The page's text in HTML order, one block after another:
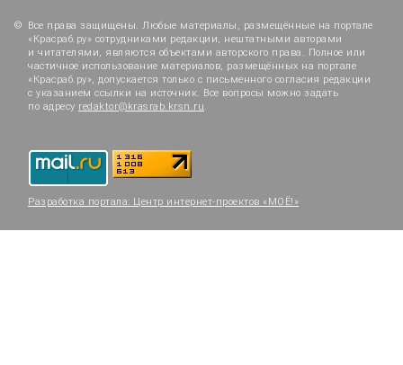
Все права защищены. Любые материалы, размещённые на портале
«Красраб.ру» сотрудниками редакции, нештатными авторами
и читателями, являются объектами авторского права. Полное или
частичное использование материалов, размещённых на портале
«Красраб.ру», допускается только с письменного согласия редакции
с указанием ссылки на источник. Все вопросы можно задать
по адресу redaktor@krasrab.krsn.ru.
Разработка портала: Центр интернет-проектов «МОЁ!»